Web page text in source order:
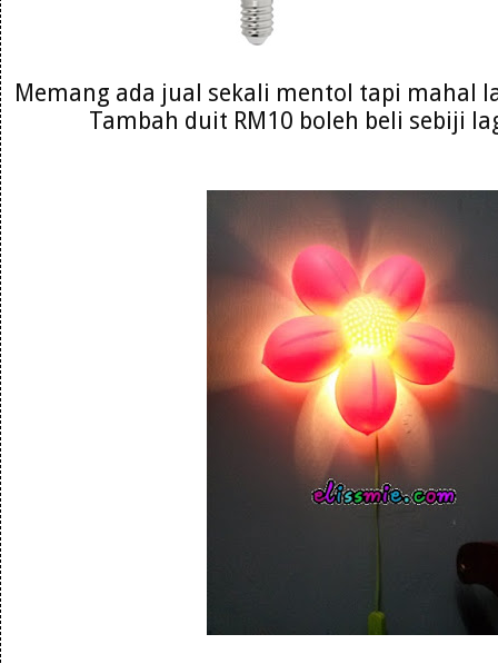
Memang ada jual sekali mentol tapi mahal
Tambah duit RM10 boleh beli sebiji